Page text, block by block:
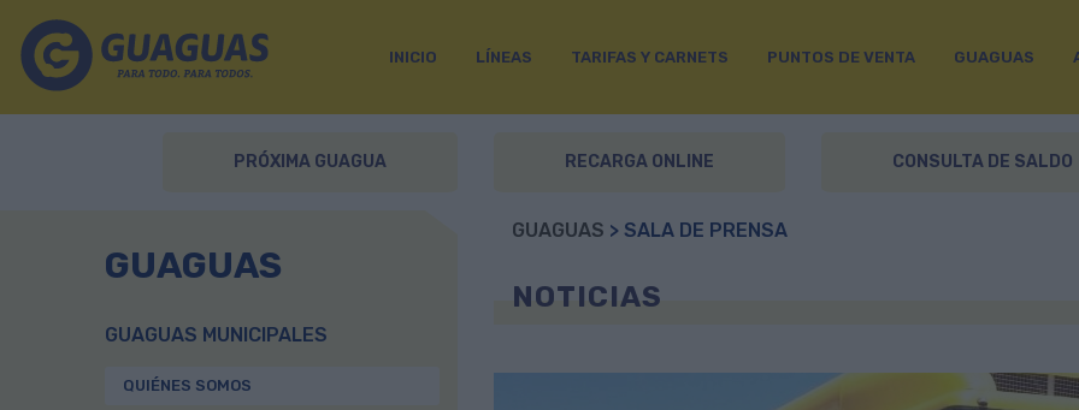
INICIO LÍNEAS TARIFAS Y CARNETS PUNTOS DE VENTA GUAGUAS
PRÓXIMA GUAGUA RECARGA ONLINE CONSULTA DE SALDO
GUAGUAS
GUAGUAS MUNICIPALES
QUIÉNES SOMOS
GUAGUAS > SALA DE PRENSA
NOTICIAS